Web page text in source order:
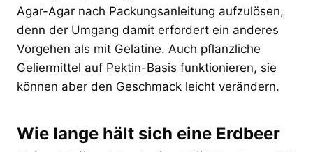
Agar-Agar nach Packungsanleitung aufzulösen,
denn der Umgang damit erfordert ein anderes
Vorgehen als mit Gelatine. Auch pflanzliche
Geliermittel auf Pektin-Basis funktionieren, sie
können aber den Geschmack leicht verändern.
Wie lange hält sich eine Erdbeer